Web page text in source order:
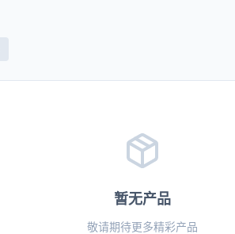
暂无产品
敬请期待更多精彩产品